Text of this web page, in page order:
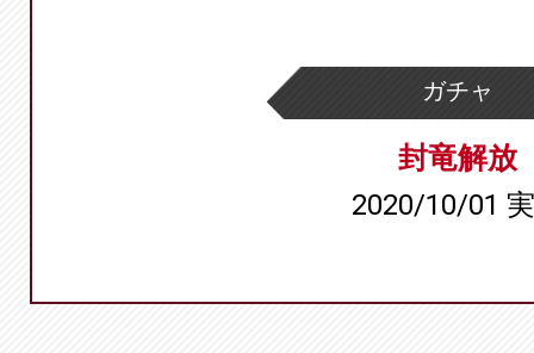
ガチャ
封竜解放
2020/10/01